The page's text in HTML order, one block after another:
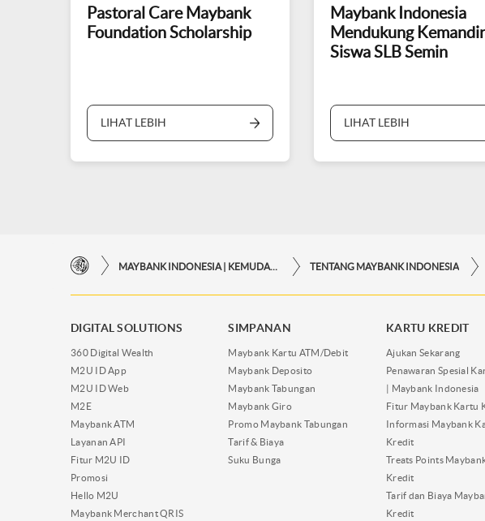
Pastoral Care Maybank
Foundation Scholarship
LIHAT LEBIH
Maybank Indonesia
Mendukung
Siswa SLB Semin
LIHAT LEBIH
TENTANG MAYBANK INDONESIA
DIGITAL SOLUTIONS
360 Digital Wealth
M2U ID App
M2U ID Web
M2E
Maybank ATM
Layanan API
Fitur M2U ID
Promosi
Hello M2U
Maybank Merchant QRIS
SIMPANAN
Maybank Kartu ATM/Debit
Maybank Deposito
Maybank Tabungan
Maybank Giro
Promo Maybank Tabungan
Tarif & Biaya
Suku Bunga
KARTU KREDIT
Ajukan Sekarang
Penawaran Spesial
| Maybank Indonesia
Fitur Maybank Kartu
Informasi Maybank
Kredit
Treats Points
Kredit
Tarif dan Biaya
Kredit